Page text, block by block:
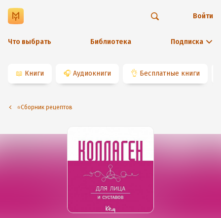
Что выбрать Библиотека Подписка
Войти
📖 Книги 🎧 Аудиокниги 👌 Бесплатные книги
⭐️Сборник рецептов